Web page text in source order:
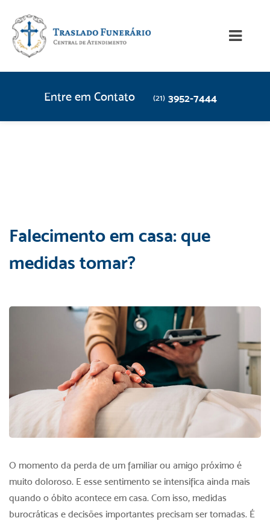
Entre em Contato (21) 3952-7444
Falecimento em casa: que
medidas tomar?
O momento da perda de um familiar ou amigo próximo é
muito doloroso. E esse sentimento se intensifica ainda mais
quando o óbito acontece em casa. Com isso, medidas
burocráticas e decisões importantes precisam ser tomadas. É